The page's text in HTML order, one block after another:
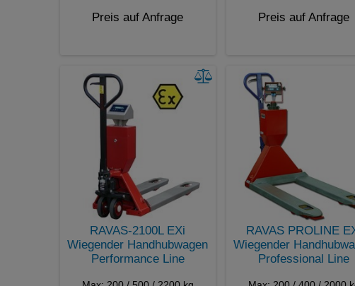
Preis auf Anfrage Preis auf Anfrage
RAVAS-2100L EXi
Wiegender Handhubwagen
Performance Line
RAVAS PROLINE
Wiegender
Professional Line